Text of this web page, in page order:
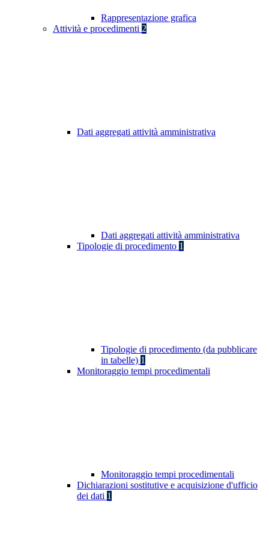
Rappresentazione grafica
Attività e procedimenti 2
Dati aggregati attività amministrativa
Dati aggregati attività amministrativa
Tipologie di procedimento 1
Tipologie di procedimento (da pubblicare
in tabelle) 1
Monitoraggio tempi procedimentali
Monitoraggio tempi procedimentali
Dichiarazioni sostitutive e acquisizione d'ufficio
dei dati 1